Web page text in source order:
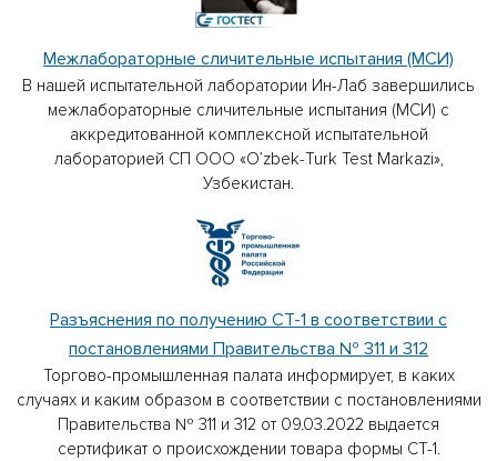
Межлабораторные сличительные испытания (МСИ)
В нашей испытательной лаборатории Ин-Лаб завершились
межлабораторные сличительные испытания (МСИ) с
аккредитованной комплексной испытательной
лабораторией СП ООО «O’zbek-Turk Test Markazi»,
Узбекистан.
Разъяснения по получению СТ-1 в соответствии с
постановлениями Правительства № 311 и 312
Торгово-промышленная палата информирует, в каких
случаях и каким образом в соответствии с постановлениями
Правительства № 311 и 312 от 09.03.2022 выдается
сертификат о происхождении товара формы СТ-1.